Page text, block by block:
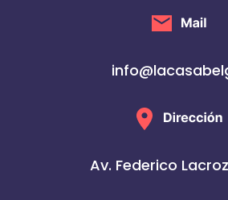
Av. Federico